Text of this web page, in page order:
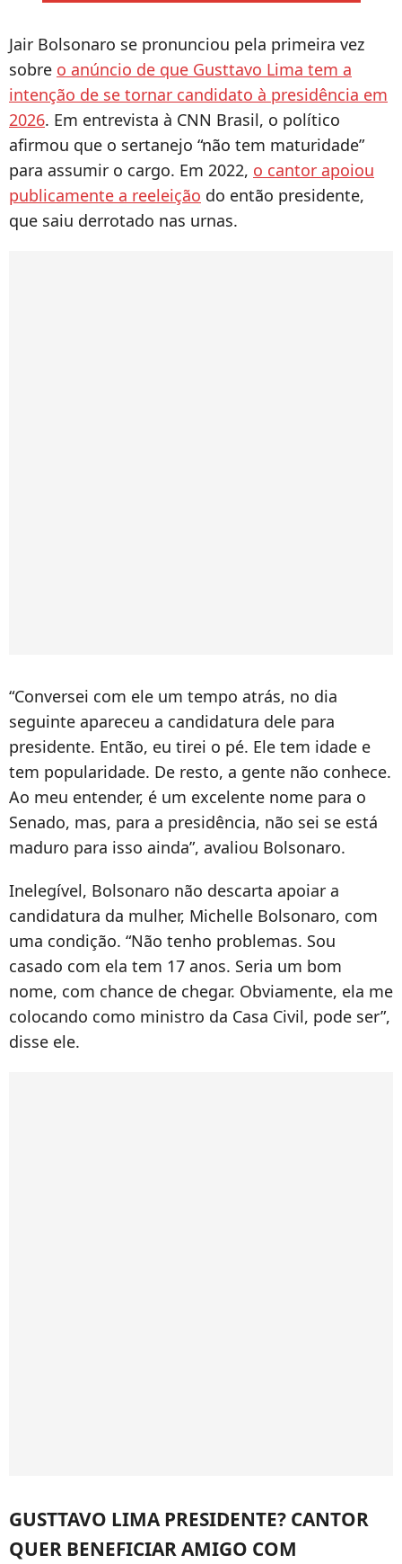
Jair Bolsonaro se pronunciou pela primeira vez
sobre o anúncio de que Gusttavo Lima tem a
intenção de se tornar candidato à presidência em
2026. Em entrevista à CNN Brasil, o político
afirmou que o sertanejo “não tem maturidade”
para assumir o cargo. Em 2022, o cantor apoiou
publicamente a reeleição do então presidente,
que saiu derrotado nas urnas.
“Conversei com ele um tempo atrás, no dia
seguinte apareceu a candidatura dele para
presidente. Então, eu tirei o pé. Ele tem idade e
tem popularidade. De resto, a gente não conhece.
Ao meu entender, é um excelente nome para o
Senado, mas, para a presidência, não sei se está
maduro para isso ainda”, avaliou Bolsonaro.
Inelegível, Bolsonaro não descarta apoiar a
candidatura da mulher, Michelle Bolsonaro, com
uma condição. “Não tenho problemas. Sou
casado com ela tem 17 anos. Seria um bom
nome, com chance de chegar. Obviamente, ela me
colocando como ministro da Casa Civil, pode ser”,
disse ele.
GUSTTAVO LIMA PRESIDENTE? CANTOR
QUER BENEFICIAR AMIGO COM